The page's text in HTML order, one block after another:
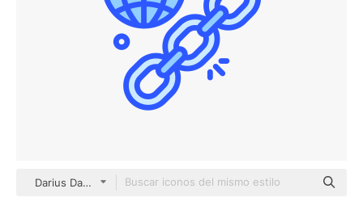
Darius Dan Blue